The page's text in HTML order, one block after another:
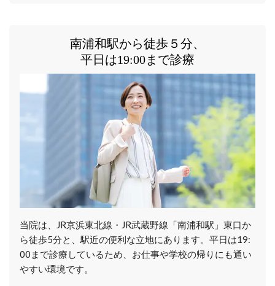
南浦和駅から徒歩５分、
平日は19:00まで診療
当院は、JR京浜東北線・JR武蔵野線「南浦和駅」東口か
ら徒歩5分と、駅近の便利な立地にあります。平日は19:
00まで診療しているため、お仕事や学校の帰りにも通い
やすい環境です。